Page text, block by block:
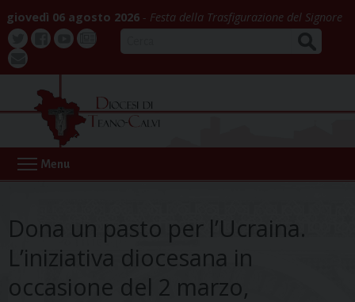
to
content
giovedì 06 agosto 2026 Festa della Trasfigurazione del Signore
Twitter
Buona
webmail
Menu
Dona un pasto per l’Ucraina.
L’iniziativa diocesana in
occasione del 2 marzo,